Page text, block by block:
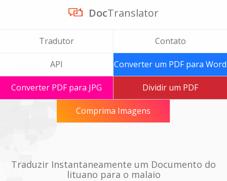
DocTranslator
Tradutor Contato
API Converter um PDF para Word
Converter PDF para JPG Dividir um PDF
Comprima Imagens
Traduzir Instantaneamente um Documento do
lituano para o malaio